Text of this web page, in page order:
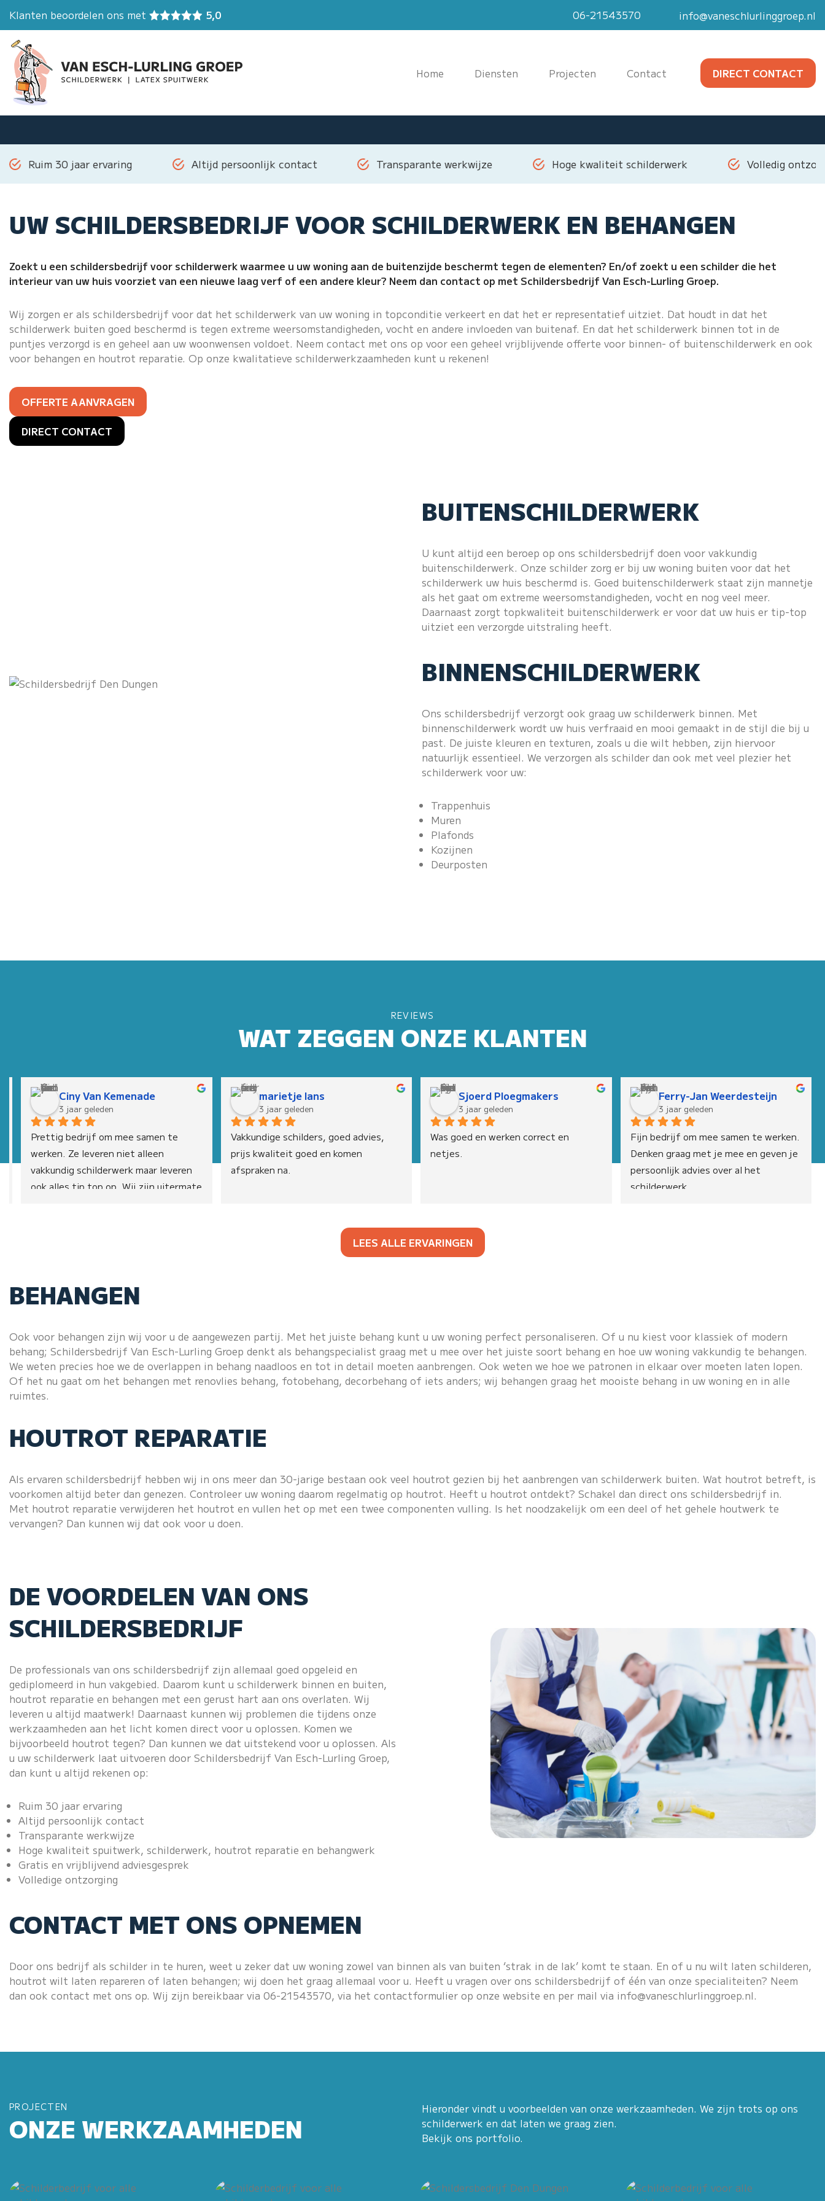
Klanten beoordelen ons met 5,0 06-21543570 info@vaneschlurlinggroep.nl
Home Diensten Projecten Contact DIRECT CONTACT
SCHILDERSBEDRIJF
Ruim 30 jaar ervaring Altijd persoonlijk contact Transparante werkwijze Hoge kwaliteit schilderwerk Volledig
UW SCHILDERSBEDRIJF VOOR SCHILDERWERK EN BEHANGEN
Zoekt u een schildersbedrijf voor schilderwerk waarmee u uw woning aan de buitenzijde beschermt tegen de elementen? En/of zoekt u een schilder die het
interieur van uw huis voorziet van een nieuwe laag verf of een andere kleur? Neem dan contact op met Schildersbedrijf Van Esch-Lurling Groep.
Wij zorgen er als schildersbedrijf voor dat het schilderwerk van uw woning in topconditie verkeert en dat het er representatief uitziet. Dat houdt in dat het
schilderwerk buiten goed beschermd is tegen extreme weersomstandigheden, vocht en andere invloeden van buitenaf. En dat het schilderwerk binnen tot in de
puntjes verzorgd is en geheel aan uw woonwensen voldoet. Neem contact met ons op voor een geheel vrijblijvende offerte voor binnen- of buitenschilderwerk en ook
voor behangen en houtrot reparatie. Op onze kwalitatieve schilderwerkzaamheden kunt u rekenen!
OFFERTE AANVRAGEN
DIRECT CONTACT
BUITENSCHILDERWERK
U kunt altijd een beroep op ons schildersbedrijf doen voor vakkundig
buitenschilderwerk. Onze schilder zorg er bij uw woning buiten voor dat het
schilderwerk uw huis beschermd is. Goed buitenschilderwerk staat zijn mannetje
als het gaat om extreme weersomstandigheden, vocht en nog veel meer.
Daarnaast zorgt topkwaliteit buitenschilderwerk er voor dat uw huis er tip-top
uitziet een verzorgde uitstraling heeft.
BINNENSCHILDERWERK
Ons schildersbedrijf verzorgt ook graag uw schilderwerk binnen. Met
binnenschilderwerk wordt uw huis verfraaid en mooi gemaakt in de stijl die bij u
past. De juiste kleuren en texturen, zoals u die wilt hebben, zijn hiervoor
natuurlijk essentieel. We verzorgen als schilder dan ook met veel plezier het
schilderwerk voor uw:
Trappenhuis
Muren
Plafonds
Kozijnen
Deurposten
REVIEWS
WAT ZEGGEN ONZE KLANTEN
Ciny Van Kemenade
3 jaar geleden
Prettig bedrijf om mee samen te
werken. Ze leveren niet alleen
vakkundig schilderwerk maar leveren
ook alles tip top op. Wij zijn uitermate
marietje lans
3 jaar geleden
Vakkundige schilders, goed advies,
prijs kwaliteit goed en komen
afspraken na.
Sjoerd Ploegmakers
3 jaar geleden
Was goed en werken correct en
netjes.
Ferry-Jan Weerdesteijn
3 jaar geleden
Fijn bedrijf om mee samen te werken.
Denken graag met je mee en geven je
persoonlijk advies over al het
schilderwerk.
LEES ALLE ERVARINGEN
BEHANGEN
Ook voor behangen zijn wij voor u de aangewezen partij. Met het juiste behang kunt u uw woning perfect personaliseren. Of u nu kiest voor klassiek of modern
behang; Schildersbedrijf Van Esch-Lurling Groep denkt als behangspecialist graag met u mee over het juiste soort behang en hoe uw woning vakkundig te behangen.
We weten precies hoe we de overlappen in behang naadloos en tot in detail moeten aanbrengen. Ook weten we hoe we patronen in elkaar over moeten laten lopen.
Of het nu gaat om het behangen met renovlies behang, fotobehang, decorbehang of iets anders; wij behangen graag het mooiste behang in uw woning en in alle
ruimtes.
HOUTROT REPARATIE
Als ervaren schildersbedrijf hebben wij in ons meer dan 30-jarige bestaan ook veel houtrot gezien bij het aanbrengen van schilderwerk buiten. Wat houtrot betreft, is
voorkomen altijd beter dan genezen. Controleer uw woning daarom regelmatig op houtrot. Heeft u houtrot ontdekt? Schakel dan direct ons schildersbedrijf in.
Met houtrot reparatie verwijderen het houtrot en vullen het op met een twee componenten vulling. Is het noodzakelijk om een deel of het gehele houtwerk te
vervangen? Dan kunnen wij dat ook voor u doen.
DE VOORDELEN VAN ONS
SCHILDERSBEDRIJF
De professionals van ons schildersbedrijf zijn allemaal goed opgeleid en
gediplomeerd in hun vakgebied. Daarom kunt u schilderwerk binnen en buiten,
houtrot reparatie en behangen met een gerust hart aan ons overlaten. Wij
leveren u altijd maatwerk! Daarnaast kunnen wij problemen die tijdens onze
werkzaamheden aan het licht komen direct voor u oplossen. Komen we
bijvoorbeeld houtrot tegen? Dan kunnen we dat uitstekend voor u oplossen. Als
u uw schilderwerk laat uitvoeren door Schildersbedrijf Van Esch-Lurling Groep,
dan kunt u altijd rekenen op:
Ruim 30 jaar ervaring
Altijd persoonlijk contact
Transparante werkwijze
Hoge kwaliteit spuitwerk, schilderwerk, houtrot reparatie en behangwerk
Gratis en vrijblijvend adviesgesprek
Volledige ontzorging
CONTACT MET ONS OPNEMEN
Door ons bedrijf als schilder in te huren, weet u zeker dat uw woning zowel van binnen als van buiten ‘strak in de lak’ komt te staan. En of u nu wilt laten schilderen,
houtrot wilt laten repareren of laten behangen; wij doen het graag allemaal voor u. Heeft u vragen over ons schildersbedrijf of één van onze specialiteiten? Neem
dan ook contact met ons op. Wij zijn bereikbaar via 06-21543570, via het contactformulier op onze website en per mail via info@vaneschlurlinggroep.nl.
PROJECTEN
ONZE WERKZAAMHEDEN
Hieronder vindt u voorbeelden van onze werkzaamheden. We zijn trots op ons
schilderwerk en dat laten we graag zien.
Bekijk ons portfolio.